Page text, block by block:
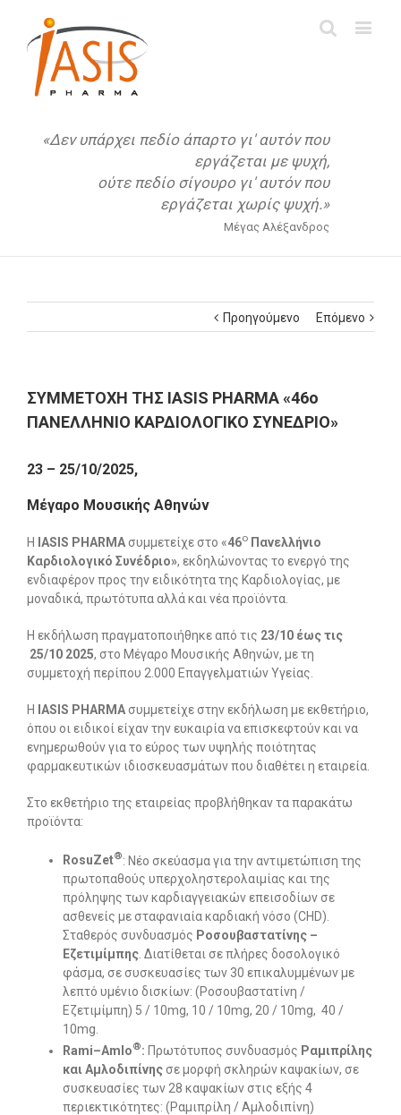
«Δεν υπάρχει πεδίο άπαρτο γι' αυτόν που
εργάζεται με ψυχή,
ούτε πεδίο σίγουρο γι' αυτόν που
εργάζεται χωρίς ψυχή.»
Μέγας Αλέξανδρος
Προηγούμενο Επόμενο
ΣΥΜΜΕΤΟΧΗ ΤΗΣ IASIS PHARMA «46o
ΠΑΝΕΛΛΗΝΙΟ ΚΑΡΔΙΟΛΟΓΙΚΟ ΣΥΝΕΔΡΙΟ»
23 – 25/10/2025,
Μέγαρο Μουσικής Αθηνών
Η ΙΑSIS PHARMA συμμετείχε στο «46ο Πανελλήνιο
Καρδιολογικό Συνέδριο», εκδηλώνοντας το ενεργό της
ενδιαφέρον προς την ειδικότητα της Καρδιολογίας, με
μοναδικά, πρωτότυπα αλλά και νέα προϊόντα.
Η εκδήλωση πραγματοποιήθηκε από τις 23/10 έως τις
25/10 2025, στο Μέγαρο Μουσικής Αθηνών, με τη
συμμετοχή περίπου 2.000 Επαγγελματιών Υγείας.
Η ΙΑSIS PHARMA συμμετείχε στην εκδήλωση με εκθετήριο,
όπου οι ειδικοί είχαν την ευκαιρία να επισκεφτούν και να
ενημερωθούν για το εύρος των υψηλής ποιότητας
φαρμακευτικών ιδιοσκευασμάτων που διαθέτει η εταιρεία.
Στο εκθετήριο της εταιρείας προβλήθηκαν τα παρακάτω
προϊόντα:
RosuZet®: Νέο σκεύασμα για την αντιμετώπιση της
πρωτοπαθούς υπερχοληστερολαιμίας και της
πρόληψης των καρδιαγγειακών επεισοδίων σε
ασθενείς με σταφανιαία καρδιακή νόσο (CHD).
Σταθερός συνδυασμός Ροσουβαστατίνης –
Εζετιμίμπης. Διατίθεται σε πλήρες δοσολογικό
φάσμα, σε συσκευασίες των 30 επικαλυμμένων με
λεπτό υμένιο δισκίων: (Ροσουβαστατίνη /
Εζετιμίμπη) 5 / 10mg, 10 / 10mg, 20 / 10mg, 40 /
10mg.
Rami–Amlo®: Πρωτότυπος συνδυασμός Ραμιπρίλης
και Αμλοδιπίνης σε μορφή σκληρών καψακίων, σε
συσκευασίες των 28 καψακίων στις εξής 4
περιεκτικότητες: (Ραμιπρίλη / Αμλοδιπίνη)